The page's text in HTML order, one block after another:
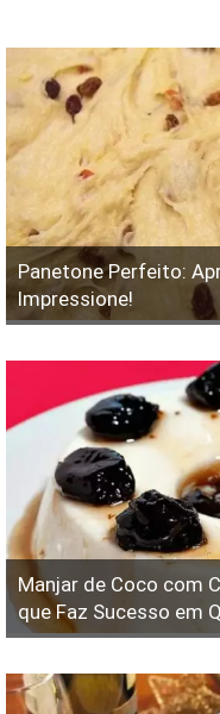
Panetone Perfeito:
Impressione!
Manjar de Coco com
que Faz Sucesso em